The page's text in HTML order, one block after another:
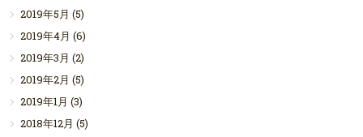
2019年5月 (5)
2019年4月 (6)
2019年3月 (2)
2019年2月 (5)
2019年1月 (3)
2018年12月 (5)